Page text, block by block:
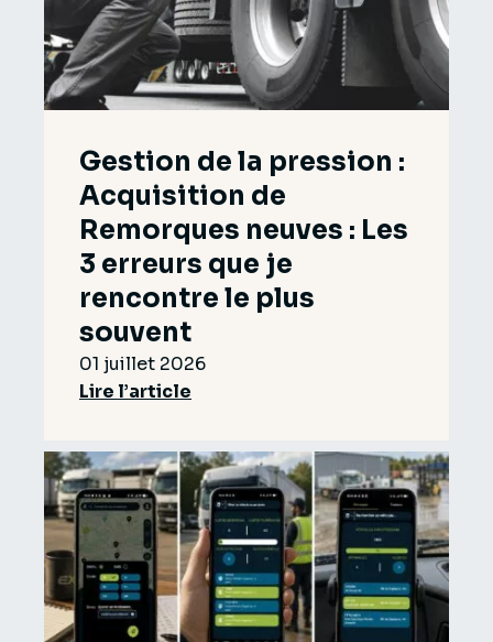
Gestion de la pression :
Acquisition de
Remorques neuves : Les
3 erreurs que je
rencontre le plus
souvent
01 juillet 2026
Lire l’article